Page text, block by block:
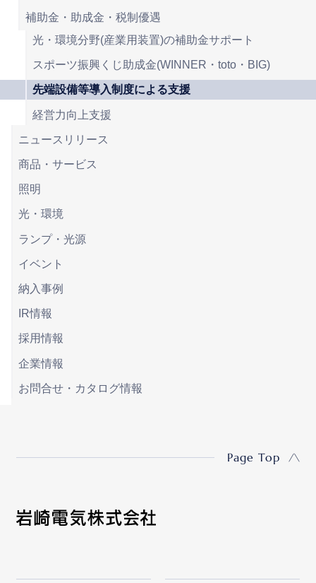
補助金・助成金・税制優遇
光・環境分野(産業用装置)の補助金サポート
スポーツ振興くじ助成金(WINNER・toto・BIG)
先端設備等導入制度による支援
経営力向上支援
ニュースリリース
商品・サービス
照明
光・環境
ランプ・光源
イベント
納入事例
IR情報
採用情報
企業情報
お問合せ・カタログ情報
Page Top